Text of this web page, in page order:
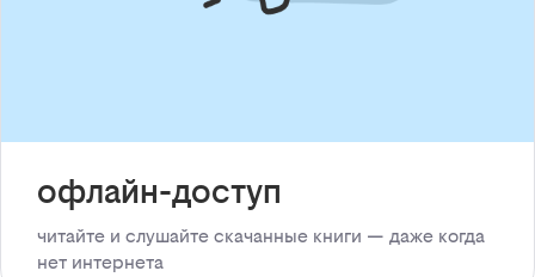
офлайн-доступ
читайте и слушайте скачанные книги — даже когда
нет интернета